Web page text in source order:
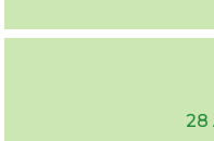
28